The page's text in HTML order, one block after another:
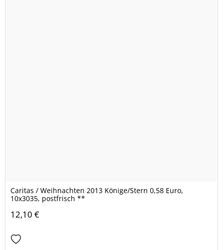
Caritas / Weihnachten 2013 Könige/Stern 0,58 Euro,
10x3035, postfrisch **
12,10 €